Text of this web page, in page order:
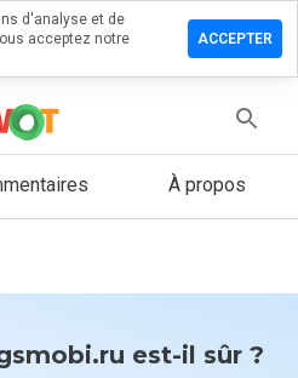
À propos
est-il sûr ?
d'analyse et de
acceptez notre
ACCEPTER